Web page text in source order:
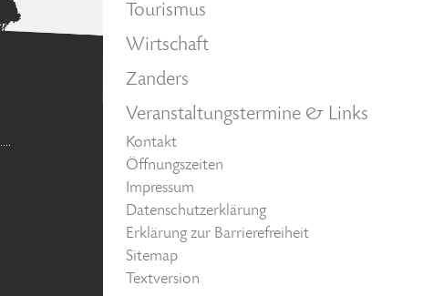
Tourismus
Wirtschaft
Zanders
Veranstaltungstermine & Links
Kontakt
Öffnungszeiten
Impressum
Datenschutzerklärung
Erklärung zur Barrierefreiheit
Sitemap
Textversion